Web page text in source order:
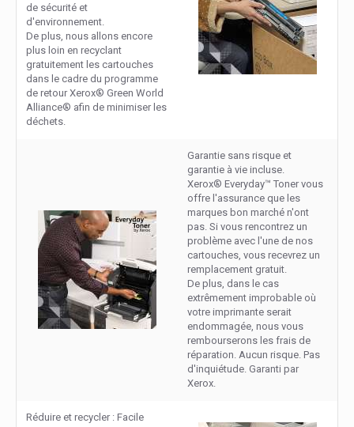
de sécurité et
d'environnement.
De plus, nous allons encore
plus loin en recyclant
gratuitement les cartouches
dans le cadre du programme
de retour Xerox® Green World
Alliance® afin de minimiser les
déchets.
Garantie sans risque et
garantie à vie incluse.
Xerox® Everyday™ Toner vous
offre l'assurance que les
marques bon marché n'ont
pas. Si vous rencontrez un
problème avec l'une de nos
cartouches, vous recevrez un
remplacement gratuit.
De plus, dans le cas
extrêmement improbable où
votre imprimante serait
endommagée, nous vous
rembourserons les frais de
réparation. Aucun risque. Pas
d'inquiétude. Garanti par
Xerox.
Réduire et recycler : Facile